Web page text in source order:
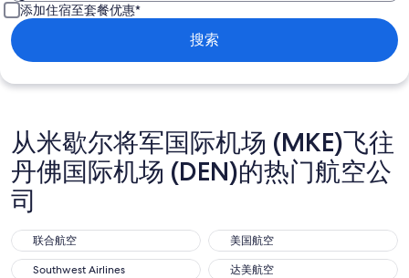
添加住宿至套餐优惠*
搜索
从米歇尔将军国际机场 (MKE)飞往
丹佛国际机场 (DEN)的热门航空公
司
联合航空
联合航空 美国航空
美国航空
Southwest Airlines
Southwest Airlines 达美航空
达美航空